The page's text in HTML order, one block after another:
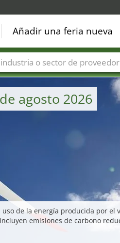
agosto 2026
de la energía producida por
emisiones de carbono
Añadir una feria nueva
de ferias Sectores de